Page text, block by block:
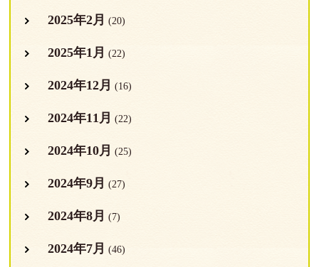
2025年2月 (20)
2025年1月 (22)
2024年12月 (16)
2024年11月 (22)
2024年10月 (25)
2024年9月 (27)
2024年8月 (7)
2024年7月 (46)